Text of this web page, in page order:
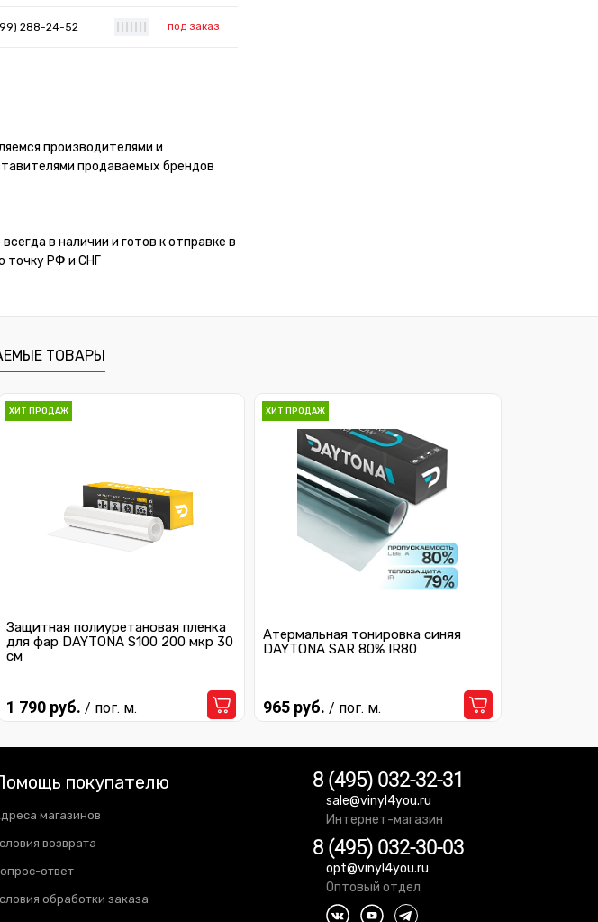
288-24-52 под заказ
производителями и
продаваемых брендов
в наличии и готов к отправке в
точку РФ и СНГ
ТОВАРЫ
ХИТ ПРОДАЖ
Защитная полиуретановая пленка
для фар DAYTONA S100 200 мкр 30
см
1 790 руб. / пог. м.
ХИТ ПРОДАЖ
Атермальная тонировка синяя
DAYTONA SAR 80% IR80
965 руб. / пог. м.
покупателю
магазинов
возврата
ответ
обработки заказа
8 (495) 032-32-31
sale@vinyl4you.ru
Интернет-магазин
8 (495) 032-30-03
opt@vinyl4you.ru
Оптовый отдел